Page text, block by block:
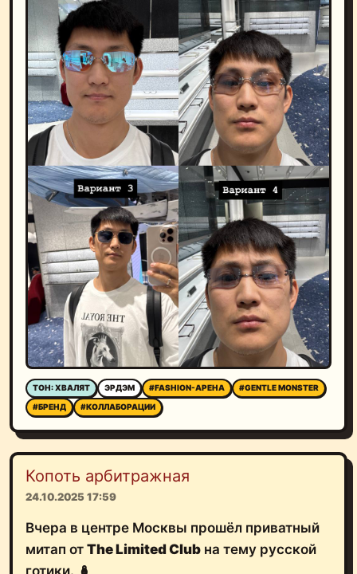
ТОН: ХВАЛЯТ ЭРДЭМ #FASHION-АРЕНА
#GENTLE MONSTER
#БРЕНД
#КОЛЛАБОРАЦИИ
Копоть арбитражная
24.10.2025 17:59
Вчера в центре Москвы прошёл приватный
митап от The Limited Club на тему русской
готики. 🪆